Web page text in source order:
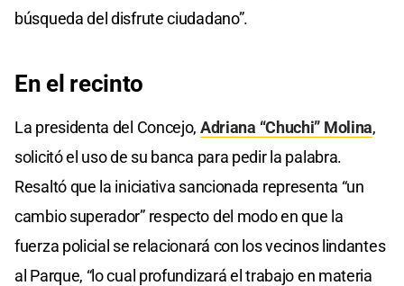
búsqueda del disfrute ciudadano”.
En el recinto
La presidenta del Concejo, Adriana “Chuchi” Molina,
solicitó el uso de su banca para pedir la palabra.
Resaltó que la iniciativa sancionada representa “un
cambio superador” respecto del modo en que la
fuerza policial se relacionará con los vecinos lindantes
al Parque, “lo cual profundizará el trabajo en materia